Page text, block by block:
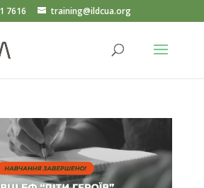
7616 training@ildcua.org